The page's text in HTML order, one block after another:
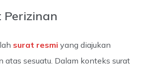
Perizinan
surat resmi yang diajukan
atas sesuatu. Dalam konteks surat